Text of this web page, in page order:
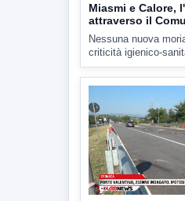
Miasmi e Calore,
attraverso il
Nessuna nuova
criticità igienico-